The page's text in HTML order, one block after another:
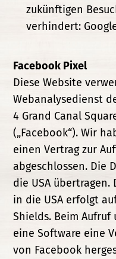
zukünftigen
verhindert:
Facebook Pixel
Diese Website
Webanalysedienst
4 Grand Canal
(„Facebook“). Wir
einen Vertrag zur
abgeschlossen. Die
die USA
in die USA erfolgt
Shields. Beim
eine Software eine
von Facebook